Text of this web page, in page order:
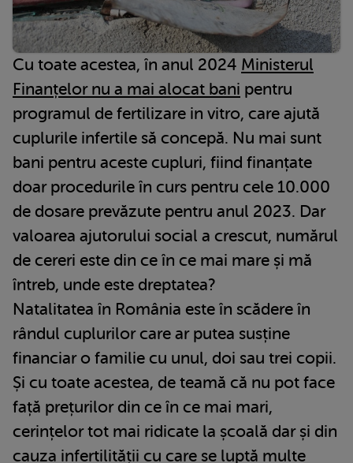
Cu toate acestea, în anul 2024 Ministerul
Finanțelor nu a mai alocat bani pentru
programul de fertilizare in vitro, care ajută
cuplurile infertile să concepă. Nu mai sunt
bani pentru aceste cupluri, fiind finanțate
doar procedurile în curs pentru cele 10.000
de dosare prevăzute pentru anul 2023. Dar
valoarea ajutorului social a crescut, numărul
de cereri este din ce în ce mai mare și mă
întreb, unde este dreptatea?
Natalitatea în România este în scădere în
rândul cuplurilor care ar putea susține
financiar o familie cu unul, doi sau trei copii.
Și cu toate acestea, de teamă că nu pot face
față prețurilor din ce în ce mai mari,
cerințelor tot mai ridicate la școală dar și din
cauza infertilității cu care se luptă multe